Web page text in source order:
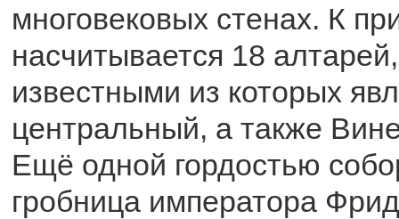
многовековых стенах. К
насчитывается 18
известными из которых
центральный, а также
Ещё одной гордостью
гробница императора